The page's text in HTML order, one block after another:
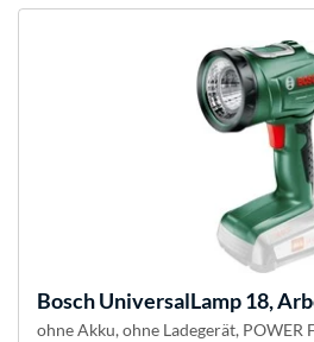
BoschUniversalLamp 18,
ohne Akku, ohne Ladegerät, POWER